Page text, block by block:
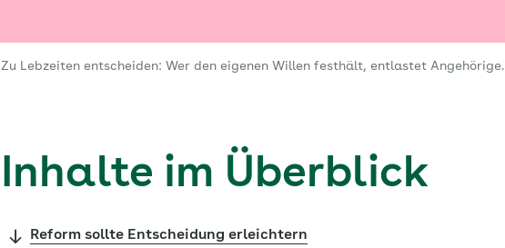
Zu Lebzeiten entscheiden: Wer den eigenen Willen festhält, entlastet Angehörige.
Inhalte im Überblick
Reform sollte Entscheidung erleichtern